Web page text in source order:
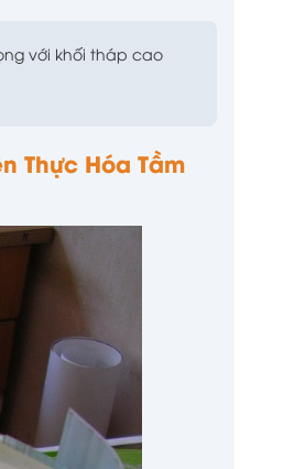
với khối tháp cao
Thực Hóa Tầm